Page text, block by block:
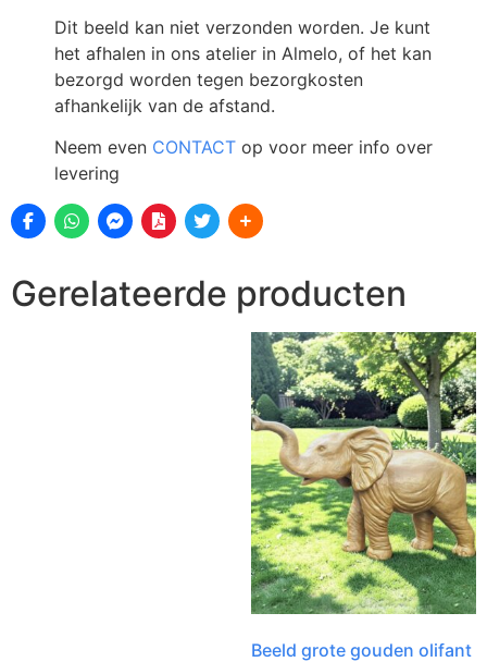
Dit beeld kan niet verzonden worden. Je kunt
het afhalen in ons atelier in Almelo, of het kan
bezorgd worden tegen bezorgkosten
afhankelijk van de afstand.
Neem even CONTACT op voor meer info over
levering
Gerelateerde producten
Beeld grote gouden olifant